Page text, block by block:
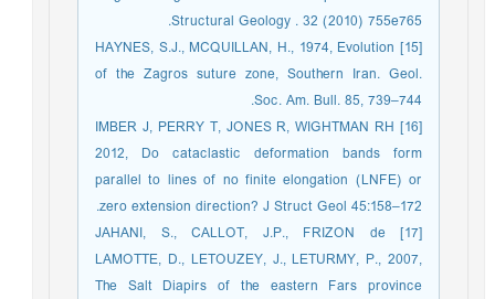
Structural Geology . 32 (2010) 755e765.
[15] HAYNES, S.J., MCQUILLAN, H., 1974, Evolution
of the Zagros suture zone, Southern Iran. Geol.
Soc. Am. Bull. 85, 739–744.
[16] IMBER J, PERRY T, JONES R, WIGHTMAN RH
2012, Do cataclastic deformation bands form
parallel to lines of no finite elongation (LNFE) or
zero extension direction? J Struct Geol 45:158–172.
[17] JAHANI, S., CALLOT, J.P., FRIZON de
LAMOTTE, D., LETOUZEY, J., LETURMY, P., 2007,
The Salt Diapirs of the eastern Fars province